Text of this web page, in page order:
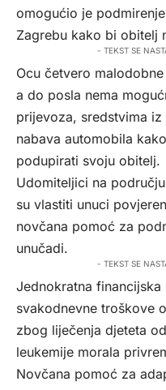
omogućio je
Zagrebu kako bi obitelj
- TEKST SE
Ocu četvero
a do posla nema
prijevoza, sredstvima
nabava automobila
podupirati svoju obitelj.
Udomiteljici na
su vlastiti unuci
novčana pomoć za
unučadi.
- TEKST SE
Jednokratna
svakodnevne troškove
zbog liječenja djeteta
leukemije morala
Novčana pomoć za